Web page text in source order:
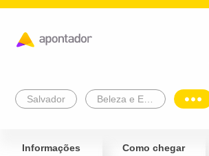
Salvador
Informações Como chegar